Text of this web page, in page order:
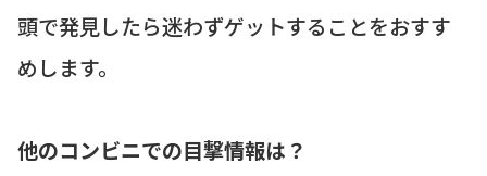
頭で発見したら迷わずゲットすることをおすす
めします。
他のコンビニでの目撃情報は？